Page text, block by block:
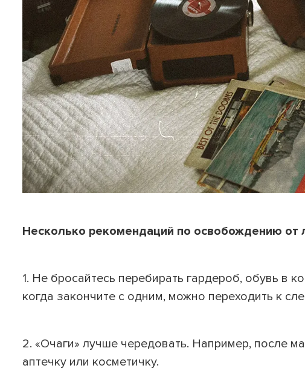
Несколько рекомендаций по освобождению от
1. Не бросайтесь перебирать гардероб, обувь в
когда закончите с одним, можно переходить к
2. «Очаги» лучше чередовать. Например, после
аптечку или косметичку.